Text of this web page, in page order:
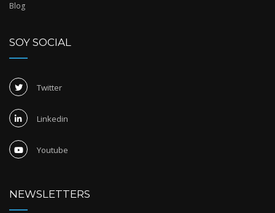
Blog
SOY SOCIAL
Twitter
Linkedin
Youtube
NEWSLETTERS